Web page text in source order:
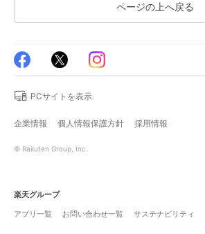
ページの上へ戻る
PCサイトを表示
企業情報 個人情報保護方針 採用情報
© Rakuten Group, Inc.
楽天グループ
アプリ一覧
お問い合わせ一覧 サステナビリティ